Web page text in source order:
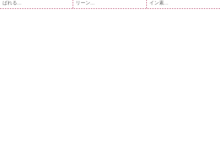
ばれる...
リーン...
イン素...